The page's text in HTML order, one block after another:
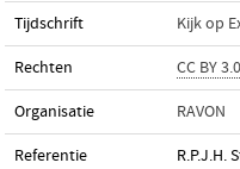
Tijdschrift Kijk op
Rechten CC BY
Organisatie RAVON
Referentie
R.P.J.H.